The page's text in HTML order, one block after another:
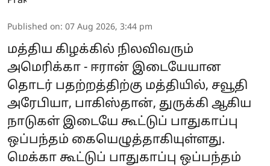
Published on: 07 Aug 2026, 3:44 pm
மத்திய கிழக்கில் நிலவிவரும்
அமெரிக்கா - ஈரான் இடையேயான
தொடர் பதற்றத்திற்கு மத்தியில், சவூதி
அரேபியா, பாகிஸ்தான், துருக்கி ஆகிய
நாடுகள் இடையே கூட்டுப் பாதுகாப்பு
ஒப்பந்தம் கையெழுத்தாகியுள்ளது.
மெக்கா கூட்டுப் பாதுகாப்பு ஒப்பந்தம்